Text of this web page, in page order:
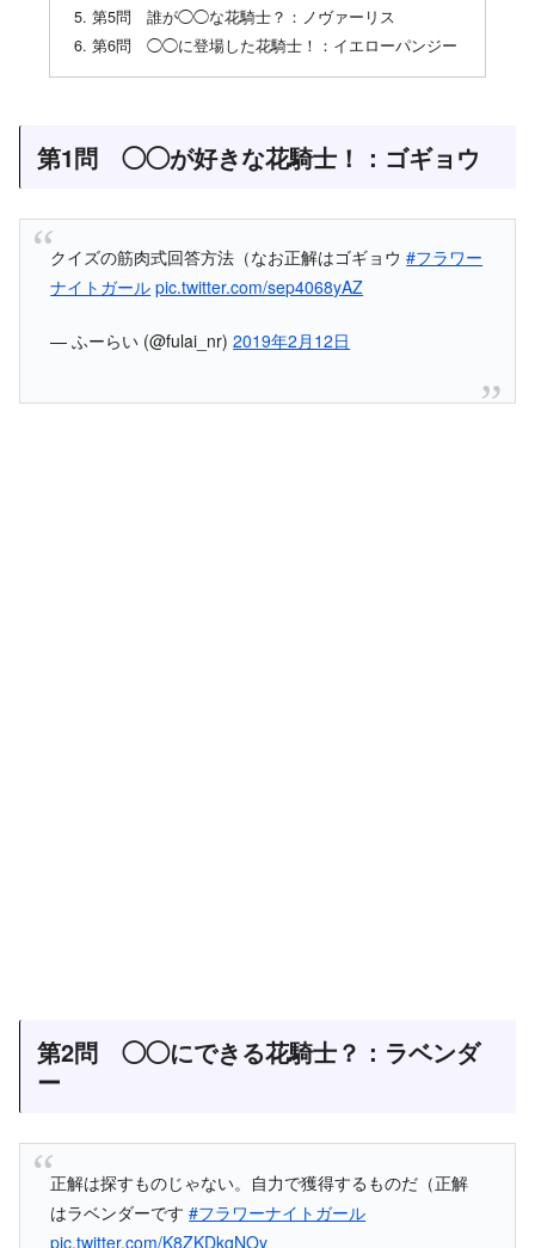
第5問 誰が◯◯な花騎士？：ノヴァーリス
第6問 ◯◯に登場した花騎士！：イエローパンジー
第1問 ◯◯が好きな花騎士！：ゴギョウ
クイズの筋肉式回答方法（なお正解はゴギョウ#フラワー
ナイトガール pic.twitter.com/sep4068yAZ
— ふーらい (@fulai_nr)2019年2月12日
第2問 ◯◯にできる花騎士？：ラベンダ
ー
正解は探すものじゃない。自力で獲得するものだ（正解
はラベンダーです#フラワーナイトガール
pic.twitter.com/K8ZKDkqNOy